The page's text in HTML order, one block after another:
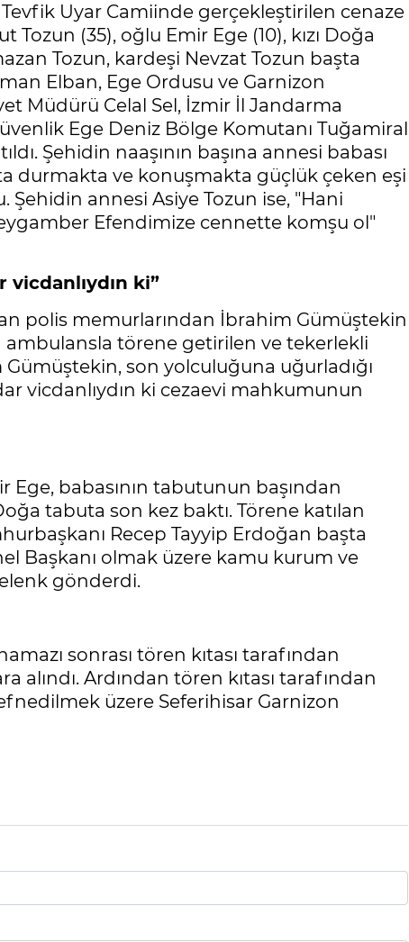
Uyar Camiinde gerçekleştirilen cenaze
(35), oğlu Emir Ege (10), kızı Doğa
Tozun, kardeşi Nevzat Tozun başta
Elban, Ege Ordusu ve Garnizon
Müdürü Celal Sel, İzmir İl Jandarma
Ege Deniz Bölge Komutanı Tuğamiral
Şehidin naaşının başına annesi babası
durmakta ve konuşmakta güçlük çeken eşi
Şehidin annesi Asiye Tozun ise, "Hani
Efendimize cennette komşu ol"
vicdanlıydın ki”
polis memurlarından İbrahim Gümüştekin
ambulansla törene getirilen ve tekerlekli
son yolculuğuna uğurladığı
vicdanlıydın ki cezaevi mahkumunun
Ege, babasının tabutunun başından
tabuta son kez baktı. Törene katılan
Recep Tayyip Erdoğan başta
Başkanı olmak üzere kamu kurum ve
gönderdi.
sonrası tören kıtası tarafından
alındı. Ardından tören kıtası tarafından
üzere Seferihisar Garnizon